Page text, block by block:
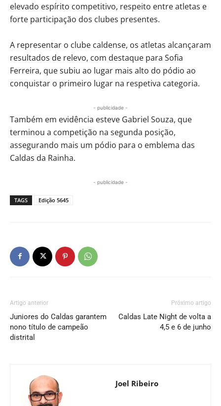
elevado espírito competitivo, respeito entre atletas e
forte participação dos clubes presentes.
A representar o clube caldense, os atletas alcançaram
resultados de relevo, com destaque para Sofia
Ferreira, que subiu ao lugar mais alto do pódio ao
conquistar o primeiro lugar na respetiva categoria.
- publicidade -
Também em evidência esteve Gabriel Souza, que
terminou a competição na segunda posição,
assegurando mais um pódio para o emblema das
Caldas da Rainha.
- publicidade -
TAGS Edição 5645
Artigo anterior
Juniores do Caldas garantem
nono título de campeão
distrital
Próximo artigo
Caldas Late Night de volta a
4,5 e 6 de junho
Joel Ribeiro